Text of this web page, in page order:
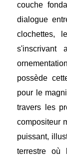
couche
dialogue
clochettes,
s'inscrivant
possède
pour le
travers les
compositeur
puissant,
terrestre